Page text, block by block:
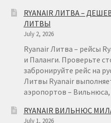
RYANAIR ЛИТВА –
ЛИТВЫ
July 2, 2026
Ryanair Литва – рейсы
и Паланги. Проверьте
забронируйте рейс на
Литвы Ryanair
аэропортов –
RYANAIR ВИЛЬНЮС
July 1, 2026